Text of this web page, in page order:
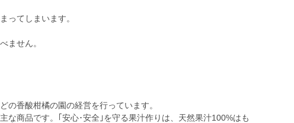
ってしまいます。
ません。
の香酸柑橘の園の経営を行っています。
な商品です。｢安心･安全｣を守る果汁作りは、天然果汁100%はも